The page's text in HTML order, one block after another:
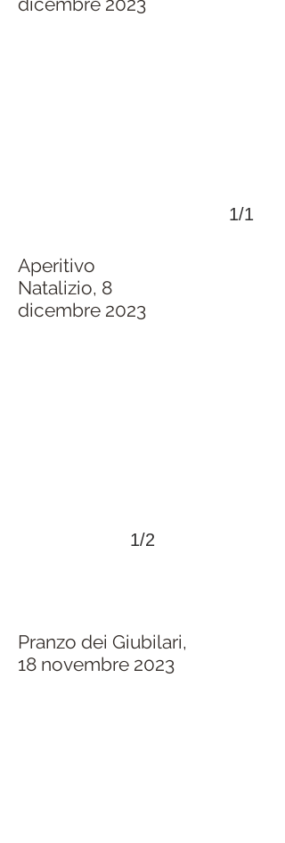
>
1/1
Aperitivo
Natalizio, 8
dicembre 2023
>
1/2
Pranzo dei Giubilari,
18 novembre 2023